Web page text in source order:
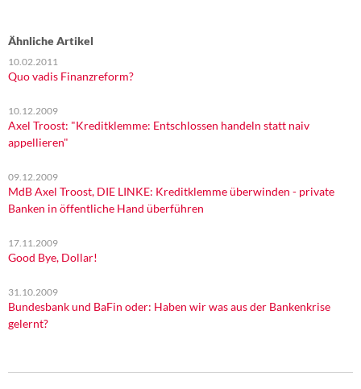
Ähnliche Artikel
10.02.2011
Quo vadis Finanzreform?
10.12.2009
Axel Troost: "Kreditklemme: Entschlossen handeln statt naiv
appellieren"
09.12.2009
MdB Axel Troost, DIE LINKE: Kreditklemme überwinden - private
Banken in öffentliche Hand überführen
17.11.2009
Good Bye, Dollar!
31.10.2009
Bundesbank und BaFin oder: Haben wir was aus der Bankenkrise
gelernt?